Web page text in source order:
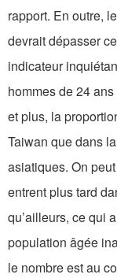
rapport. En outre,
devrait dépasser
indicateur
hommes de 24
et plus, la
Taiwan que dans
asiatiques. On
entrent plus tard
qu’ailleurs, ce qui
population âgée
le nombre est au